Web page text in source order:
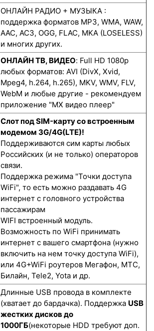
ОНЛАЙН РАДИО + МУЗЫКА :
поддержка форматов MP3, WMA, WAW,
AAC, AC3, OGG, FLAC, MKA (LOSELESS)
и многих других.
ОНЛАЙН ТВ, ВИДЕО: Full HD 1080p
любых форматов: AVI (DivX, Xvid,
Mpeg4, h.264, h.265), MKV, WMV, FLV,
WebM и любые другие - рекомендуем
приложение "MX видео плеер"
Слот под SIM-карту со встроенным
модемом 3G/4G(LTE)!
Поддерживаются сим карты любых
Российских (и не только) операторов
связи.
Поддержка режима "Точки доступа
WiFi", то есть можно раздавать 4G
интернет с головного устройства
пассажирам
WIFI встроенный модуль.
Возможность по WiFi принимать
интернет с вашего смартфона (нужно
включить на нем точку доступа WiFi),
или 4G+WiFi роутеров Мегафон, МТС,
Билайн, Tele2, Yota и др.
Длинные USB провода в комплекте
(хватает до бардачка). Поддержка USB
жестких дисков до
1000ГБ(некоторые HDD требуют доп.